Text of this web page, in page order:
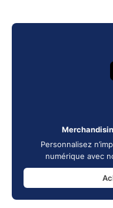
Personnalisez
numérique avec